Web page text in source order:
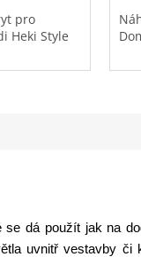
pro
Heki Style
dá použít jak na
uvnitř vestavby či